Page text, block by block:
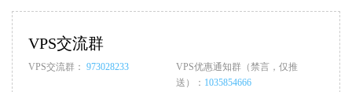
VPS交流群
VPS交流群： 973028233
VPS优惠通知群（禁言，仅推
送）： 1035854666